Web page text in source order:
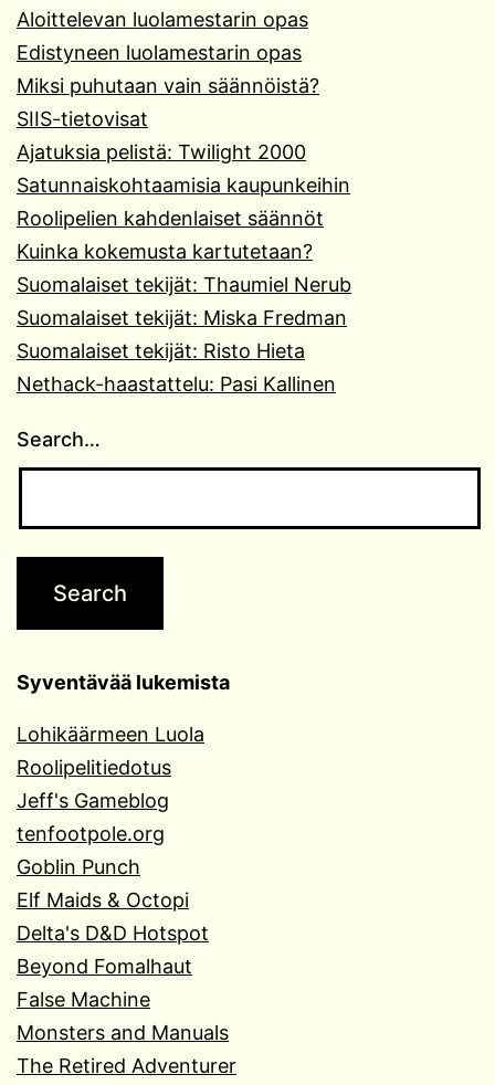
Aloittelevan luolamestarin opas
Edistyneen luolamestarin opas
Miksi puhutaan vain säännöistä?
SIIS-tietovisat
Ajatuksia pelistä: Twilight 2000
Satunnaiskohtaamisia kaupunkeihin
Roolipelien kahdenlaiset säännöt
Kuinka kokemusta kartutetaan?
Suomalaiset tekijät: Thaumiel Nerub
Suomalaiset tekijät: Miska Fredman
Suomalaiset tekijät: Risto Hieta
Nethack-haastattelu: Pasi Kallinen
Search…
Syventävää lukemista
Lohikäärmeen Luola
Roolipelitiedotus
Jeff's Gameblog
tenfootpole.org
Goblin Punch
Elf Maids & Octopi
Delta's D&D Hotspot
Beyond Fomalhaut
False Machine
Monsters and Manuals
The Retired Adventurer